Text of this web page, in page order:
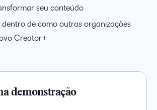
seu conteúdo
dentro de como outras organizações
Creator+
demonstração